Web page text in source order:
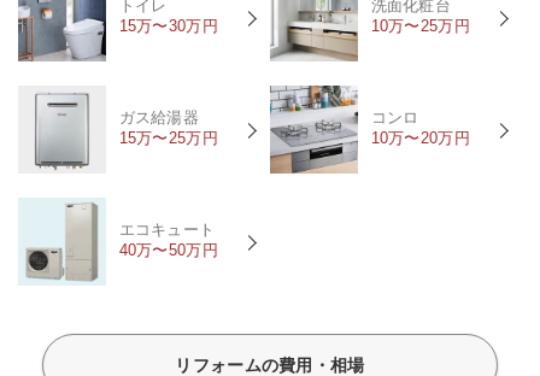
トイレ
15万〜30万円
洗面化粧台
10万〜25万円
ガス給湯器
15万〜25万円
コンロ
10万〜20万円
エコキュート
40万〜50万円
リフォームの費用・相場